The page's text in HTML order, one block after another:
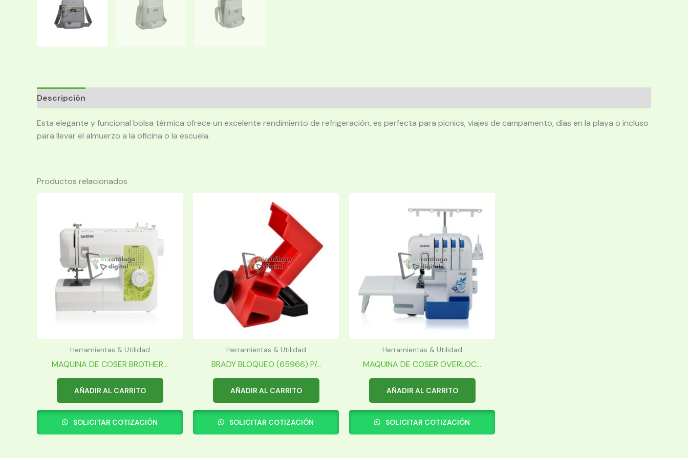
Descripción
Esta elegante y funcional bolsa térmica ofrece un excelente rendimiento de refrigeración, es perfecta para picnics, viajes de campamento, días en la playa o incluso
para llevar el almuerzo a la oficina o la escuela.
Productos relacionados
Herramientas & Utilidad
MAQUINA DE COSER BROTHER...
AÑADIR AL CARRITO
SOLICITAR COTIZACIÓN
Herramientas & Utilidad
BRADY BLOQUEO (65966) P/...
AÑADIR AL CARRITO
SOLICITAR COTIZACIÓN
Herramientas & Utilidad
MAQUINA DE COSER OVERLOC...
AÑADIR AL CARRITO
SOLICITAR COTIZACIÓN